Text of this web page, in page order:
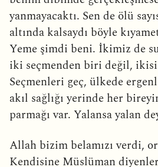
yanmayacaktı. Sen de ölü
altında kalsaydı böyle
Yeme şimdi beni. İkimiz de
iki seçmenden biri değil,
Seçmenleri geç, ülkede
akıl sağlığı yerinde her
parmağı var. Yalansa yalan
Allah bizim belamızı verdi,
Kendisine Müslüman